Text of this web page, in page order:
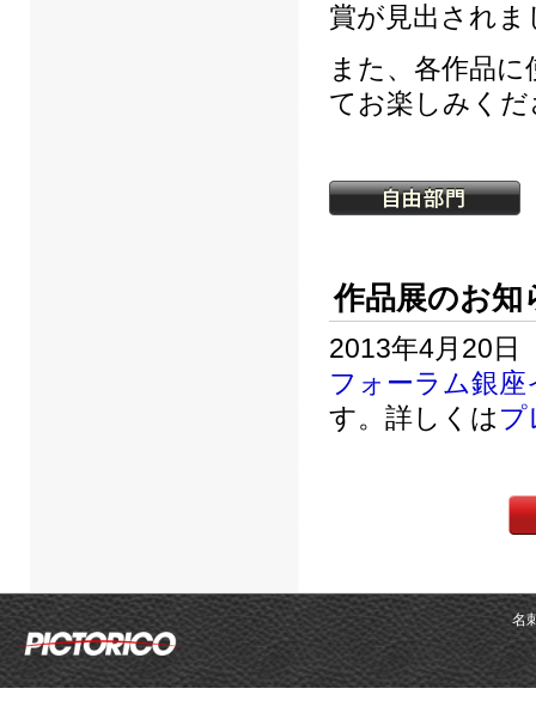
賞が見出されま
また、各作品
てお楽しみくだ
作品展のお知
2013年4月20日
フォーラム銀座
す。詳しくはプ
名